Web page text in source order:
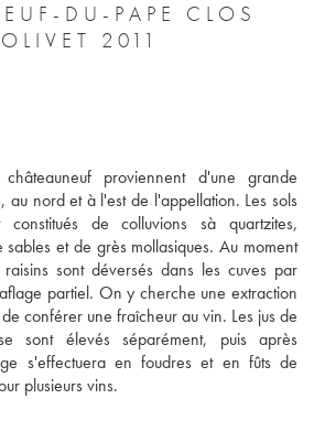
DU-PAPE CLOS
DU MONT-OLIVET 2011
proviennent d'une grande
au nord et à l'est de l'appellation. Les sols
constitués de colluvions sà quartzites,
et de grès mollasiques. Au moment
sont déversés dans les cuves par
partiel. On y cherche une extraction
conférer une fraîcheur au vin. Les jus de
sont élevés séparément, puis après
s'effectuera en foudres et en fûts de